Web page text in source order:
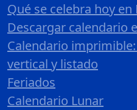
Qué se celebra hoy en
Descargar calendario
Calendario
vertical y listado
Feriados
Calendario Lunar